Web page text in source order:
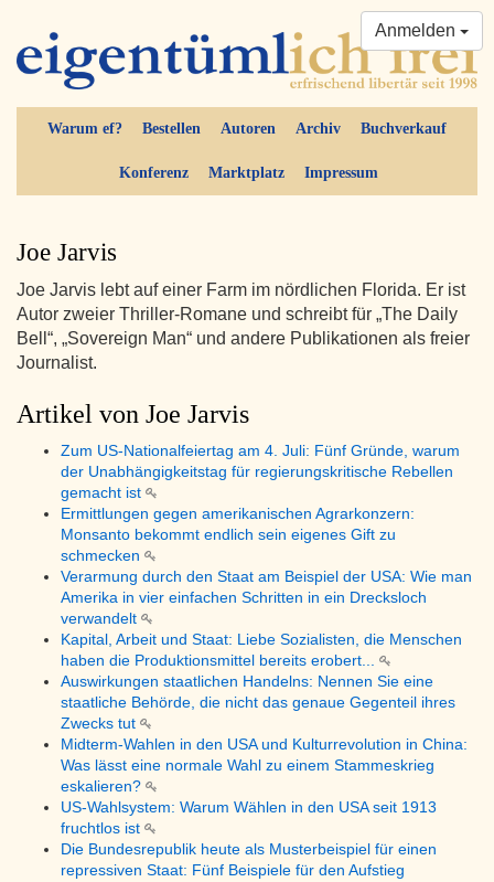
Warum ef? Bestellen Autoren Archiv Buchverkauf
Konferenz Marktplatz Impressum
Anmelden
Joe Jarvis
Joe Jarvis lebt auf einer Farm im nördlichen Florida. Er ist
Autor zweier Thriller-Romane und schreibt für „The Daily
Bell“, „Sovereign Man“ und andere Publikationen als freier
Journalist.
Artikel von Joe Jarvis
Zum US-Nationalfeiertag am 4. Juli: Fünf Gründe, warum
der Unabhängigkeitstag für regierungskritische Rebellen
gemacht ist
Ermittlungen gegen amerikanischen Agrarkonzern:
Monsanto bekommt endlich sein eigenes Gift zu
schmecken
Verarmung durch den Staat am Beispiel der USA: Wie man
Amerika in vier einfachen Schritten in ein Drecksloch
verwandelt
Kapital, Arbeit und Staat: Liebe Sozialisten, die Menschen
haben die Produktionsmittel bereits erobert...
Auswirkungen staatlichen Handelns: Nennen Sie eine
staatliche Behörde, die nicht das genaue Gegenteil ihres
Zwecks tut
Midterm-Wahlen in den USA und Kulturrevolution in China:
Was lässt eine normale Wahl zu einem Stammeskrieg
eskalieren?
US-Wahlsystem: Warum Wählen in den USA seit 1913
fruchtlos ist
Die Bundesrepublik heute als Musterbeispiel für einen
repressiven Staat: Fünf Beispiele für den Aufstieg